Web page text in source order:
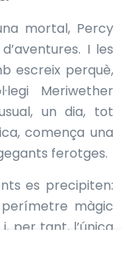
mortal, Percy
I les
escreix perquè,
Meriwether
un dia, tot
comença una
ferotges.
es precipiten:
màgic
per tant, l’única
semidéus.